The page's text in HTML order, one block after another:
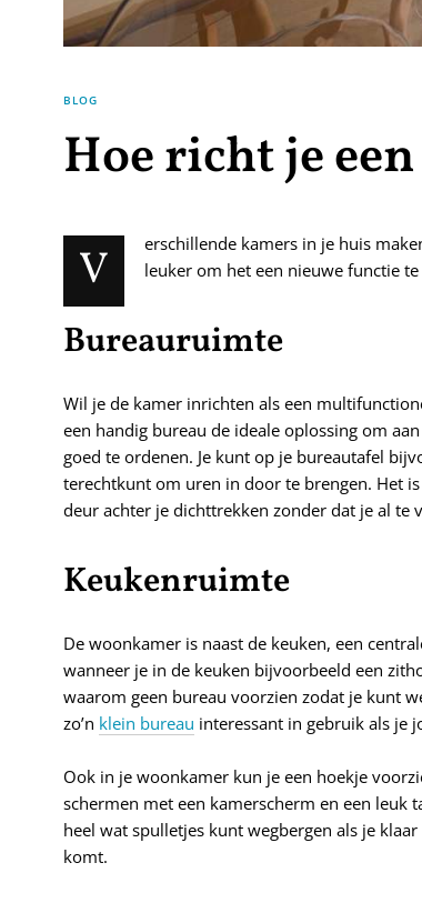
BLOG
Hoe richt je
V
erschillende kamers in je huis
leuker om het een nieuwe functie
Bureauruimte
Wil je de kamer inrichten als een
een handig bureau de ideale oplossing om
goed te ordenen. Je kunt op je bureautafel
terechtkunt om uren in door te brengen. Het
deur achter je dichttrekken zonder dat je al
Keukenruimte
De woonkamer is naast de keuken, een
wanneer je in de keuken bijvoorbeeld een
waarom geen bureau voorzien zodat je kunt
zo’n klein bureau interessant in gebruik als je
Ook in je woonkamer kun je een hoekje
schermen met een kamerscherm en een
heel wat spulletjes kunt wegbergen als je
komt.